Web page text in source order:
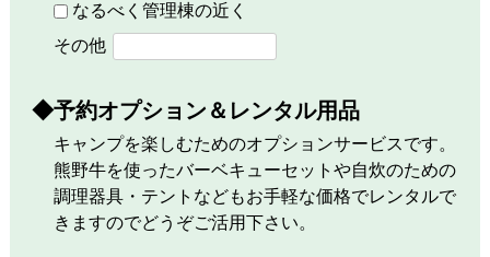
なるべく管理棟の近く
その他
◆予約オプション＆レンタル用品
キャンプを楽しむためのオプションサービスです。
熊野牛を使ったバーベキューセットや自炊のための
調理器具・テントなどもお手軽な価格でレンタルで
きますのでどうぞご活用下さい。